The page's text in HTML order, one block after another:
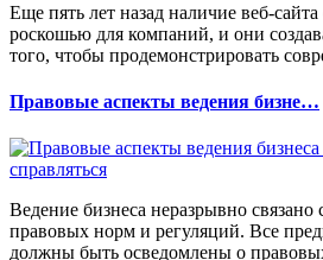
Еще пять лет назад наличие веб-сайта
роскошью для компаний, и они
того, чтобы продемонстрировать
Правовые аспекты ведения бизне…
Ведение бизнеса неразрывно
правовых норм и регуляций. Все
должны быть осведомлены о